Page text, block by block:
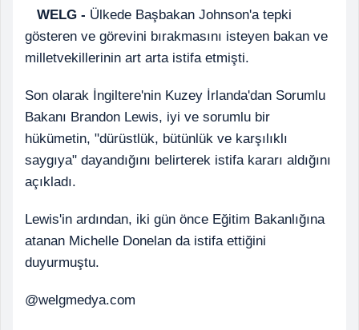
WELG - Ülkede Başbakan Johnson'a tepki
gösteren ve görevini bırakmasını isteyen bakan ve
milletvekillerinin art arta istifa etmişti.
Son olarak İngiltere'nin Kuzey İrlanda'dan Sorumlu
Bakanı Brandon Lewis, iyi ve sorumlu bir
hükümetin, "dürüstlük, bütünlük ve karşılıklı
saygıya" dayandığını belirterek istifa kararı aldığını
açıkladı.
Lewis'in ardından, iki gün önce Eğitim Bakanlığına
atanan Michelle Donelan da istifa ettiğini
duyurmuştu.
@welgmedya.com